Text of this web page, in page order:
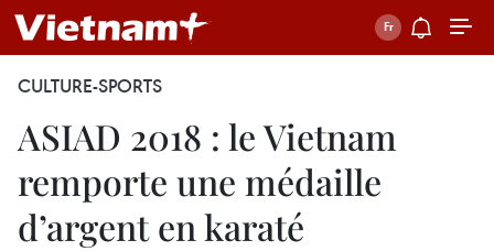
CULTURE-SPORTS
ASIAD 2018 : le Vietnam
remporte une médaille
d’argent en karaté